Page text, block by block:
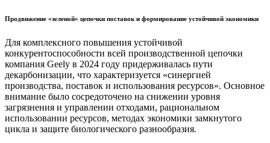
Продвижение «зеленой» цепочки поставок и формирование устойчивой экономики
Для комплексного повышения устойчивой
конкурентоспособности всей производственной цепочки
компания Geely в 2024 году придерживалась пути
декарбонизации, что характеризуется «синергией
производства, поставок и использования ресурсов». Основное
внимание было сосредоточено на снижении уровня
загрязнения и управлении отходами, рациональном
использовании ресурсов, методах экономики замкнутого
цикла и защите биологического разнообразия.